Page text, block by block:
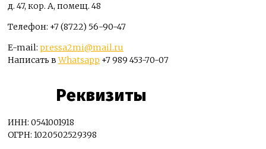
д. 47, кор. А, помещ. 48
Телефон: +7 (8722) 56-90-47
E-mail: pressa2mi@mail.ru
Написать вWhatsapp +7 989 453-70-07
Реквизиты
ИНН: 0541001918
ОГРН: 1020502529398